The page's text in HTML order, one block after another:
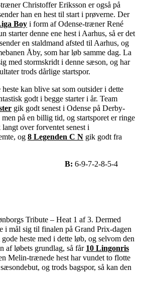
Christoffer Eriksson er også på
han en hest til start i prøverne. Der
Boy i form af Odense-træner René
starter denne ene hest i Aarhus, så er det
en staldmand afsted til Aarhus, og
Åby, som har løb samme dag. La
med stormskridt i denne sæson, og har
trods dårlige startspor.
heste kan blive sat som outsider i dette
godt i begge starter i år. Team
gik godt senest i Odense på Derby-
på en billig tid, og startsporet er ringe
langt over forventet senest i
og 8 Legenden C N gik godt fra
B: 6-9-7-2-8-5-4
Tribute – Heat 1 af 3. Dermed
i mål sig til finalen på Grand Prix-dagen
heste med i dette løb, og selvom den
af løbets grundlag, så får 10 Lingonris
Melin-trænede hest har vundet to flotte
og trods bagspor, så kan den